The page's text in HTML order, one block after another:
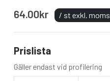
Sydda ventilations snörhål
Fabrik rem med tre-
64.00kr / st exkl. moms
Prislista
Gäller endast vid profilering